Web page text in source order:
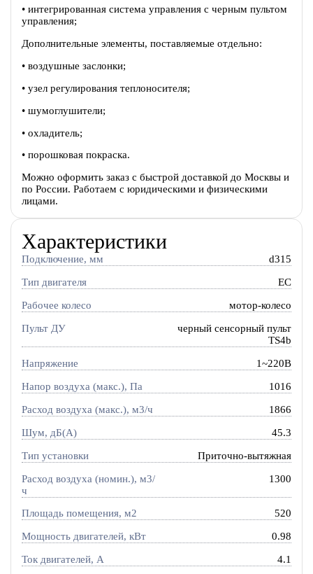
• интегрированная система управления с черным пультом
управления;
Дополнительные элементы, поставляемые отдельно:
• воздушные заслонки;
• узел регулирования теплоносителя;
• шумоглушители;
• охладитель;
• порошковая покраска.
Можно оформить заказ с быстрой доставкой до Москвы и
по России. Работаем с юридическими и физическими
лицами.
Характеристики
Подключение, мм d315
Тип двигателя EC
Рабочее колесо мотор-колесо
Пульт ДУ
черный сенсорный пульт
TS4b
Напряжение 1~220В
Напор воздуха (макс.), Па 1016
Расход воздуха (макс.), м3/ч 1866
Шум, дБ(А) 45.3
Тип установки Приточно-вытяжная
Расход воздуха (номин.), м3/
ч
1300
Площадь помещения, м2 520
Мощность двигателей, кВт 0.98
Ток двигателей, А 4.1